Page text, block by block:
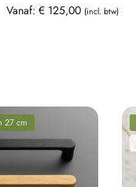
Vanaf:€ 125,00 (incl. btw)
27 cm